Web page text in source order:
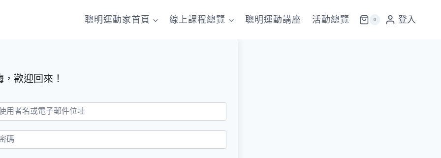
聰明運動家首頁 線上課程總覽 聰明運動講座 活動總覽 0 登入
，歡迎回來！